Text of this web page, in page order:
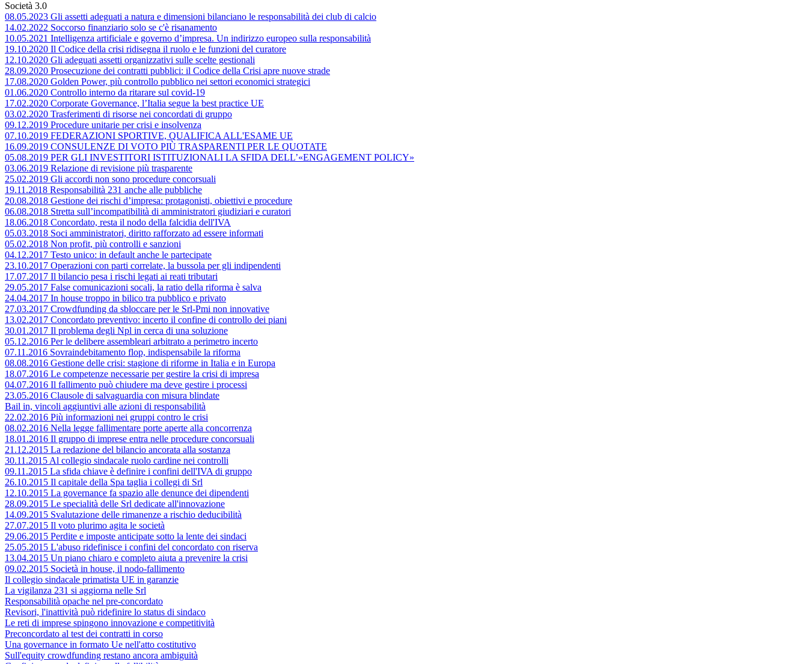
Società 3.0
08.05.2023 Gli assetti adeguati a natura e dimensioni bilanciano le responsabilità dei club di calcio
14.02.2022 Soccorso finanziario solo se c'è risanamento
10.05.2021 Intelligenza artificiale e governo d’impresa. Un indirizzo europeo sulla responsabilità
19.10.2020 Il Codice della crisi ridisegna il ruolo e le funzioni del curatore
12.10.2020 Gli adeguati assetti organizzativi sulle scelte gestionali
28.09.2020 Prosecuzione dei contratti pubblici: il Codice della Crisi apre nuove strade
17.08.2020 Golden Power, più controllo pubblico nei settori economici strategici
01.06.2020 Controllo interno da ritarare sul covid-19
17.02.2020 Corporate Governance, l’Italia segue la best practice UE
03.02.2020 Trasferimenti di risorse nei concordati di gruppo
09.12.2019 Procedure unitarie per crisi e insolvenza
07.10.2019 FEDERAZIONI SPORTIVE, QUALIFICA ALL'ESAME UE
16.09.2019 CONSULENZE DI VOTO PIÙ TRASPARENTI PER LE QUOTATE
05.08.2019 PER GLI INVESTITORI ISTITUZIONALI LA SFIDA DELL’«ENGAGEMENT POLICY»
03.06.2019 Relazione di revisione più trasparente
25.02.2019 Gli accordi non sono procedure concorsuali
19.11.2018 Responsabilità 231 anche alle pubbliche
20.08.2018 Gestione dei rischi d’impresa: protagonisti, obiettivi e procedure
06.08.2018 Stretta sull’incompatibilità di amministratori giudiziari e curatori
18.06.2018 Concordato, resta il nodo della falcidia dell'IVA
05.03.2018 Soci amministratori, diritto rafforzato ad essere informati
05.02.2018 Non profit, più controlli e sanzioni
04.12.2017 Testo unico: in default anche le partecipate
23.10.2017 Operazioni con parti correlate, la bussola per gli indipendenti
17.07.2017 Il bilancio pesa i rischi legati ai reati tributari
29.05.2017 False comunicazioni socali, la ratio della riforma è salva
24.04.2017 In house troppo in bilico tra pubblico e privato
27.03.2017 Crowdfunding da sbloccare per le Srl-Pmi non innovative
13.02.2017 Concordato preventivo: incerto il confine di controllo dei piani
30.01.2017 Il problema degli Npl in cerca di una soluzione
05.12.2016 Per le delibere assembleari arbitrato a perimetro incerto
07.11.2016 Sovraindebitamento flop, indispensabile la riforma
08.08.2016 Gestione delle crisi: stagione di riforme in Italia e in Europa
18.07.2016 Le competenze necessarie per gestire la crisi di impresa
04.07.2016 Il fallimento può chiudere ma deve gestire i processi
23.05.2016 Clausole di salvaguardia con misura blindate
Bail in, vincoli aggiuntivi alle azioni di responsabilità
22.02.2016 Più informazioni nei gruppi contro le crisi
08.02.2016 Nella legge fallimentare porte aperte alla concorrenza
18.01.2016 Il gruppo di imprese entra nelle procedure concorsuali
21.12.2015 La redazione del bilancio ancorata alla sostanza
30.11.2015 Al collegio sindacale ruolo cardine nei controlli
09.11.2015 La sfida chiave è definire i confini dell'IVA di gruppo
26.10.2015 Il capitale della Spa taglia i collegi di Srl
12.10.2015 La governance fa spazio alle denunce dei dipendenti
28.09.2015 Le specialità delle Srl dedicate all'innovazione
14.09.2015 Svalutazione delle rimanenze a rischio deducibilità
27.07.2015 Il voto plurimo agita le società
29.06.2015 Perdite e imposte anticipate sotto la lente dei sindaci
25.05.2015 L'abuso ridefinisce i confini del concordato con riserva
13.04.2015 Un piano chiaro e completo aiuta a prevenire la crisi
09.02.2015 Società in house, il nodo-fallimento
Il collegio sindacale primatista UE in garanzie
La vigilanza 231 si aggiorna nelle Srl
Responsabilità opache nel pre-concordato
Revisori, l'inattività può ridefinire lo status di sindaco
Le reti di imprese spingono innovazione e competitività
Preconcordato al test dei contratti in corso
Una governance in formato Ue nell'atto costitutivo
Sull'equity crowdfunding restano ancora ambiguità